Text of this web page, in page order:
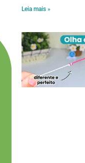
Leia mais »